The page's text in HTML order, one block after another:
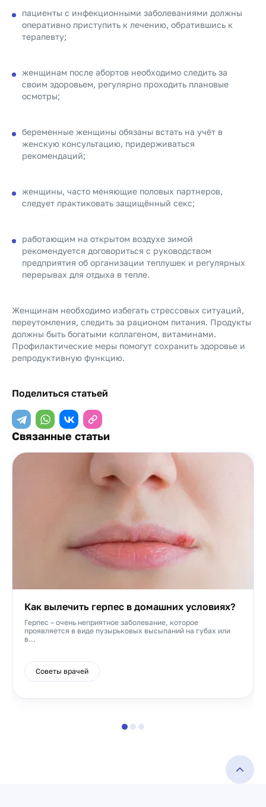
пациенты с инфекционными заболеваниями должны
оперативно приступить к лечению, обратившись к
терапевту;
женщинам после абортов необходимо следить за
своим здоровьем, регулярно проходить плановые
осмотры;
беременные женщины обязаны встать на учёт в
женскую консультацию, придерживаться
рекомендаций;
женщины, часто меняющие половых партнеров,
следует практиковать защищённый секс;
работающим на открытом воздухе зимой
рекомендуется договориться с руководством
предприятия об организации теплушек и регулярных
перерывах для отдыха в тепле.
Женщинам необходимо избегать стрессовых ситуаций,
переутомления, следить за рационом питания. Продукты
должны быть богатыми коллагеном, витаминами.
Профилактические меры помогут сохранить здоровье и
репродуктивную функцию.
Поделиться статьей
Связанные статьи
Как вылечить герпес в домашних условиях?
Герпес – очень неприятное заболевание, которое
проявляется в виде пузырьковых высыпаний на губах или
в...
Советы врачей